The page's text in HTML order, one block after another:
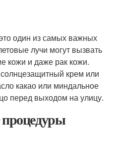
один из самых важных
лучи могут вызвать
кожи и даже рак кожи.
крем или
какао или миндальное
перед выходом на улицу.